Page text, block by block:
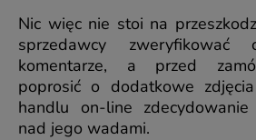
Nic więc nie stoi na
sprzedawcy
komentarze, a przed
poprosić o dodatkowe
handlu on-line
nad jego wadami.